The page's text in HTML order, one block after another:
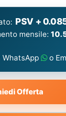
PSV +
mensile:
WhatsApp o
Offerta